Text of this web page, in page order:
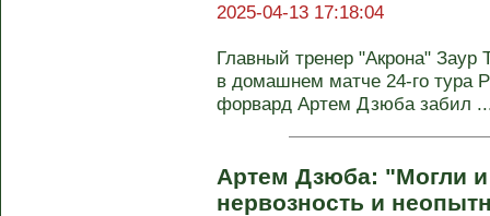
2025-04-13 17:18:04
Главный тренер "Акрона" Заур
в домашнем матче 24-го тура
форвард Артем Дзюба забил
Артем Дзюба: "Могли
нервозность и